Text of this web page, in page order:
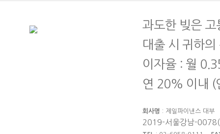
과도한 빚은
대출 시 귀하
이자율 : 월
연 20% 이내 (
회사명 : 제일파이낸스 대
2019-서울강남-